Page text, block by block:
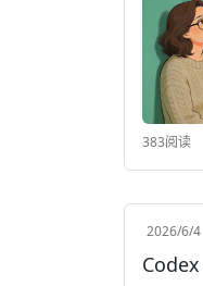
383阅读
2026/6/4